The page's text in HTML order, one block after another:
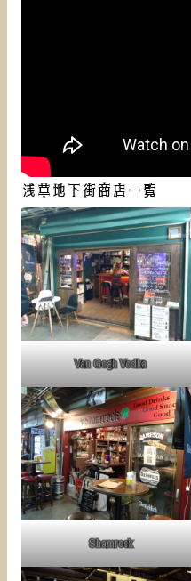
浅草地下街商店一覧
Van Gogh Vodka
Shamrock